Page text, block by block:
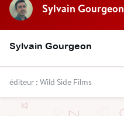
Sylvain Gourgeon
Sylvain Gourgeon
éditeur : Wild Side Films